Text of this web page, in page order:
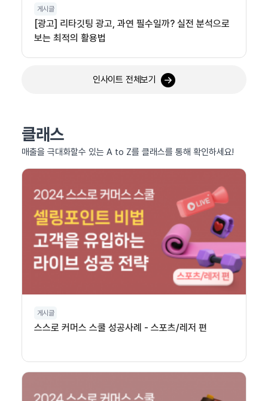
게시글
[광고] 리타깃팅 광고, 과연 필수일까? 실전 분석으로
보는 최적의 활용법
인사이트 전체보기
클래스
매출을 극대화할수 있는 A to Z를 클래스를 통해 확인하세요!
게시글
스스로 커머스 스쿨 성공사례 - 스포츠/레저 편